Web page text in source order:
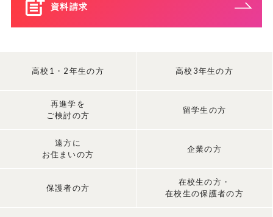
資料請求
高校1・2年生の方 高校3年生の方
再進学を
ご検討の方
留学生の方
遠方に
お住まいの方
企業の方
保護者の方
在校生の方・
在校生の保護者の方